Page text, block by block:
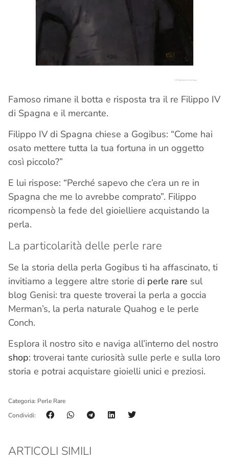
Famoso rimane il botta e risposta tra il re Filippo IV
di Spagna e il mercante.
Filippo IV di Spagna chiese a Gogibus: “Come hai
osato mettere tutta la tua fortuna in un oggetto
così piccolo?”
E lui rispose: “Perché sapevo che c’era un re in
Spagna che me lo avrebbe comprato”. Filippo
ricompensò la fede del gioielliere acquistando la
perla.
La particolarità delle perle rare
Se la storia della perla Gogibus ti ha affascinato, ti
invitiamo a leggere altre storie di perle rare sul
blog Genisi: tra queste troverai la perla a goccia
Merman’s, la perla naturale Quahog e le perle
Conch.
Esplora il nostro sito e naviga all’interno del nostro
shop: troverai tante curiosità sulle perle e sulla loro
storia e potrai acquistare gioielli unici e preziosi.
Categoria: Perle Rare
Condividi:
ARTICOLI SIMILI